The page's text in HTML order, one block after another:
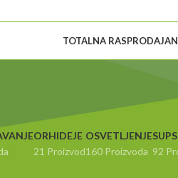
TOTALNA RASPRODAJA
ORHIDEJE
21 Proizvod
OSVETLJENJE
160 Proizvoda 92